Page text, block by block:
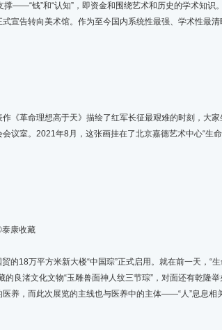
——“钱”和“认知”，即资金和围绕艺术和历史的学术知识
宣告转向美术馆。作为至今国内系统性最强、学术性最清
革命理想高于天》描绘了红军长征最艰难的时刻，大家
议室。2021年8月，这张画挂在了北京嘉德艺术中心“生命
康收藏
18万平方米新大楼“中国琮”正式启用。就在前一天，“
良渚文化文物“玉雕兽面神人纹三节琮”，对面还有乾隆
养，而此次展览的主线也与医养中的主体——“人”息息相关